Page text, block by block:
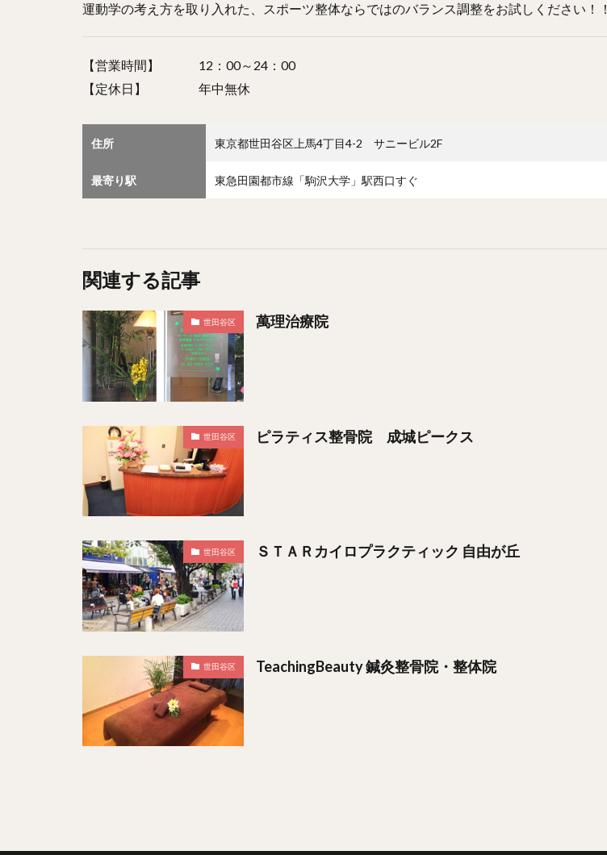
運動学の考え方を取り入れた、スポーツ整体ならではのバランス調整をお試しください！！
【営業時間】 12：00～24：00
【定休日】 年中無休
住所 東京都世田谷区上馬4丁目4-2 サニービル2F
最寄り駅 東急田園都市線「駒沢大学」駅西口すぐ
関連する記事
世田谷区 萬理治療院
世田谷区 ピラティス整骨院 成城ピークス
世田谷区 ＳＴＡＲカイロプラクティック 自由が丘
世田谷区 TeachingBeauty 鍼灸整骨院・整体院